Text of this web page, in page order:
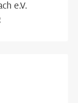
e.V.